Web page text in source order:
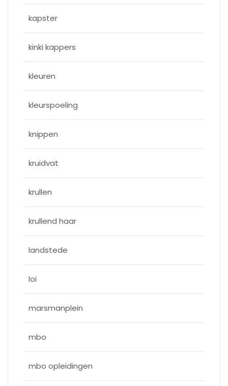
kapster
kinki kappers
kleuren
kleurspoeling
knippen
kruidvat
krullen
krullend haar
landstede
loi
marsmanplein
mbo
mbo opleidingen